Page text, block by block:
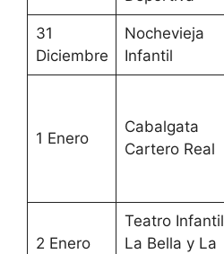
31
Diciembre
Nochevieja
Infantil
1 Enero
Cabalgata
Cartero Real
2 Enero
Teatro Infantil
La Bella y La